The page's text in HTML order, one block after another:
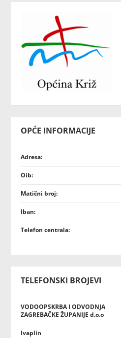
OPĆE INFORMACIJE
Adresa:
Oib:
Matični broj:
Iban:
Telefon centrala:
TELEFONSKI BROJEVI
VODOOPSKRBA I ODVODNJA
ZAGREBAČKE ŽUPANIJE d.o.o
Ivaplin